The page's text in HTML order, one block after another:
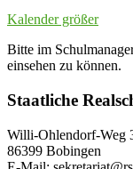
Kalender größer
Bitte im
einsehen zu können.
Staatliche
Willi-Ohlendorf-Weg
86399 Bobingen